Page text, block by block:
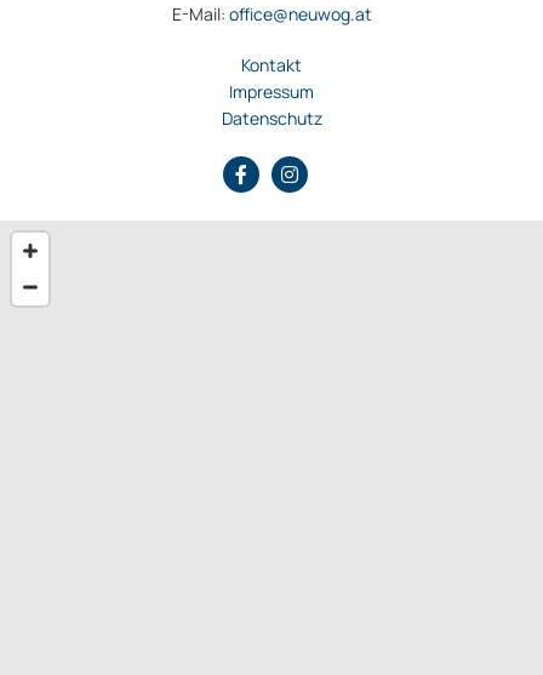
E-Mail: office@neuwog.at
Kontakt
Impressum
Datenschutz